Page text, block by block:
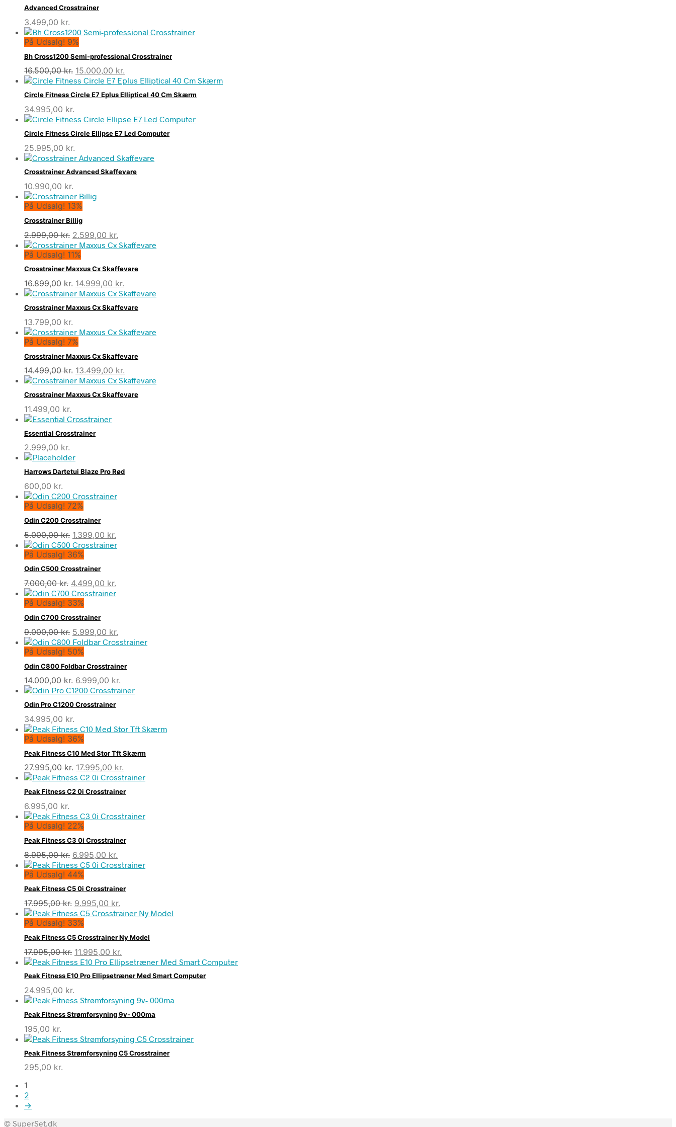
Advanced Crosstrainer
3.499,00 kr.
På Udsalg! 9%
Bh Cross1200 Semi-professional Crosstrainer
16.500,00kr. Den
oprindelige
pris
var:
15.000,00 kr.
aktuelle
pris
er:
Circle Fitness Circle E7 Eplus Elliptical 40 Cm Skærm
34.995,00 kr.
Circle Fitness Circle Ellipse E7 Led Computer
25.995,00 kr.
Crosstrainer Advanced Skaffevare
10.990,00 kr.
På Udsalg! 13%
Crosstrainer Billig
2.999,00kr. Den
oprindelige
pris
2.999,00 kr..
2.599,00 kr.
aktuelle
er:
2.599,00 kr..
På Udsalg! 11%
Crosstrainer Maxxus Cx Skaffevare
16.899,00kr. Den
oprindelige
var:
14.999,00 kr.
aktuelle
er:
Crosstrainer Maxxus Cx Skaffevare
13.799,00 kr.
På Udsalg! 7%
Crosstrainer Maxxus Cx Skaffevare
14.499,00kr. Den
oprindelige
var:
13.499,00 kr.
aktuelle
er:
Crosstrainer Maxxus Cx Skaffevare
11.499,00 kr.
Essential Crosstrainer
2.999,00 kr.
Harrows Dartetui Blaze Pro Rød
600,00 kr.
På Udsalg! 72%
Odin C200 Crosstrainer
5.000,00kr. Den
oprindelige
pris
var:
5.000,00 kr..
1.399,00 kr.
aktuelle
På Udsalg! 36%
Odin C500 Crosstrainer
7.000,00kr. Den
oprindelige
pris
var:
7.000,00 kr..
4.499,00 kr.
aktuelle
På Udsalg! 33%
Odin C700 Crosstrainer
9.000,00kr. Den
oprindelige
pris
var:
9.000,00 kr..
5.999,00 kr.
aktuelle
5.999,00 kr..
På Udsalg! 50%
Odin C800 Foldbar Crosstrainer
14.000,00kr. Den
oprindelige
pris
var:
6.999,00 kr.
aktuelle
Odin Pro C1200 Crosstrainer
34.995,00 kr.
På Udsalg! 36%
Peak Fitness C10 Med Stor Tft Skærm
27.995,00kr. Den
oprindelige
pris
var:
17.995,00 kr.
aktuelle
er:
Peak Fitness C2 0i Crosstrainer
6.995,00 kr.
På Udsalg! 22%
Peak Fitness C3 0i Crosstrainer
8.995,00kr. Den
oprindelige
pris
var:
8.995,00 kr..
6.995,00 kr.
aktuelle
6.995,00 kr..
På Udsalg! 44%
Peak Fitness C5 0i Crosstrainer
17.995,00kr. Den
oprindelige
pris
var:
17.995,00 kr..
9.995,00 kr.
aktuelle
er:
9.995,00 kr..
På Udsalg! 33%
Peak Fitness C5 Crosstrainer Ny Model
17.995,00kr. Den
oprindelige
pris
var:
11.995,00 kr.
aktuelle
er:
Peak Fitness E10 Pro Ellipsetræner Med Smart Computer
24.995,00 kr.
Peak Fitness Strømforsyning 9v- 000ma
195,00 kr.
Peak Fitness Strømforsyning C5 Crosstrainer
295,00 kr.
1
2
→
© SuperSet.dk